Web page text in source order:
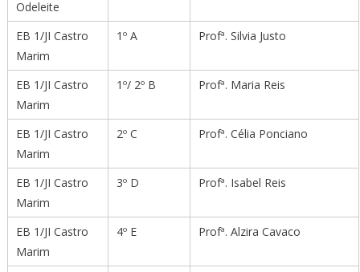
Odeleite
EB 1/JI Castro
Marim
1º A Profª. Silvia Justo
EB 1/JI Castro
Marim
1º/ 2º B Profª. Maria Reis
EB 1/JI Castro
Marim
2º C Profª. Célia Ponciano
EB 1/JI Castro
Marim
3º D Profª. Isabel Reis
EB 1/JI Castro
Marim
4º E Profª. Alzira Cavaco